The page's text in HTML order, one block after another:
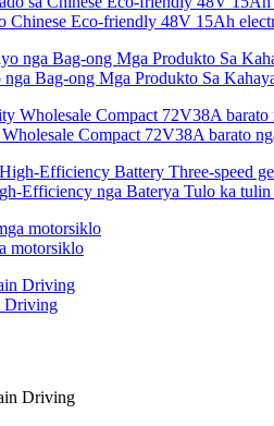
Chinese Eco-friendly 48V 15Ah
Bag-ong Mga Produkto Sa
Compact 72V38A barato
Efficiency nga Baterya Tulo ka tulin
motorsiklo
Driving